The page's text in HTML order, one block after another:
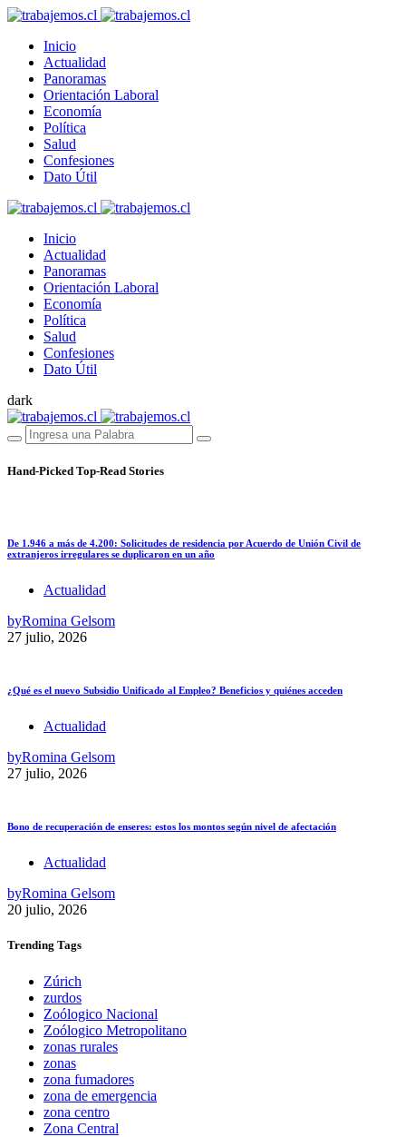
Inicio
Actualidad
Panoramas
Orientación Laboral
Economía
Política
Salud
Confesiones
Dato Útil
Inicio
Actualidad
Panoramas
Orientación Laboral
Economía
Política
Salud
Confesiones
Dato Útil
dark
Hand-Picked Top-Read Stories
De 1.946 a más de 4.200: Solicitudes de residencia por Acuerdo de Unión Civil de
extranjeros irregulares se duplicaron en un año
Actualidad
byRomina Gelsom
27 julio, 2026
¿Qué es el nuevo Subsidio Unificado al Empleo? Beneficios y quiénes acceden
Actualidad
byRomina Gelsom
27 julio, 2026
Bono de recuperación de enseres: estos los montos según nivel de afectación
Actualidad
byRomina Gelsom
20 julio, 2026
Trending Tags
Zúrich
zurdos
Zoólogico Nacional
Zoólogico Metropolitano
zonas rurales
zonas
zona fumadores
zona de emergencia
zona centro
Zona Central